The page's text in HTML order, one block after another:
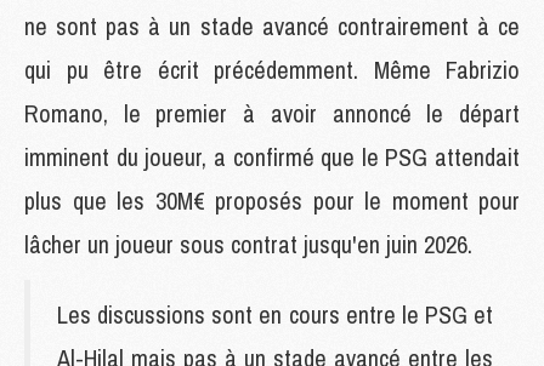
ne sont pas à un stade avancé contrairement à ce
qui pu être écrit précédemment. Même Fabrizio
Romano, le premier à avoir annoncé le départ
imminent du joueur, a confirmé que le PSG attendait
plus que les 30M€ proposés pour le moment pour
lâcher un joueur sous contrat jusqu'en juin 2026.
Les discussions sont en cours entre le PSG et
Al-Hilal mais pas à un stade avancé entre les